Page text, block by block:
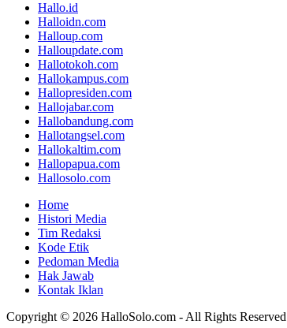
Hallo.id
Halloidn.com
Halloup.com
Halloupdate.com
Hallotokoh.com
Hallokampus.com
Hallopresiden.com
Hallojabar.com
Hallobandung.com
Hallotangsel.com
Hallokaltim.com
Hallopapua.com
Hallosolo.com
Home
Histori Media
Tim Redaksi
Kode Etik
Pedoman Media
Hak Jawab
Kontak Iklan
Copyright © 2026 HalloSolo.com - All Rights Reserved